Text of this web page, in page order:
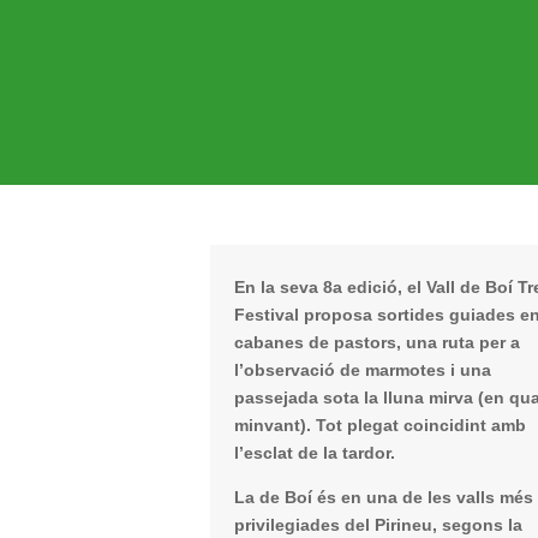
En la seva 8a edició, el Vall de Boí
Festival proposa sortides guiades
cabanes de pastors, una ruta per a
l’observació de marmotes i una
passejada sota la lluna mirva (en
minvant). Tot plegat coincidint amb
l’esclat de la tardor.
La de Boí és en una de les valls més
privilegiades del Pirineu, segons la